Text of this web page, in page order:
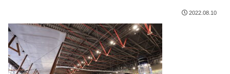
2022.08.10